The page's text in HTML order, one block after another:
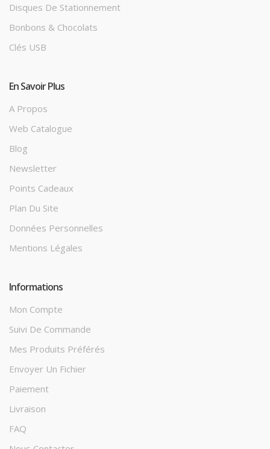
Disques De Stationnement
Bonbons & Chocolats
Clés USB
En Savoir Plus
A Propos
Web Catalogue
Blog
Newsletter
Points Cadeaux
Plan Du Site
Données Personnelles
Mentions Légales
Informations
Mon Compte
Suivi De Commande
Mes Produits Préférés
Envoyer Un Fichier
Paiement
Livraison
FAQ